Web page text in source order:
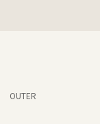
OUTER